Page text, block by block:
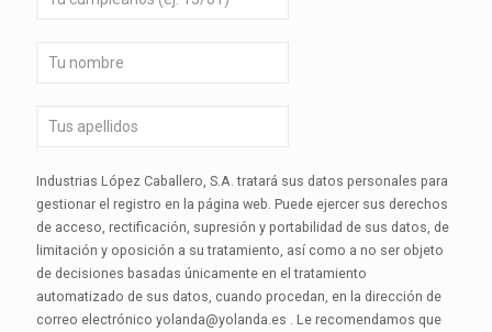
Industrias López Caballero, S.A. tratará sus datos personales para
gestionar el registro en la página web. Puede ejercer sus derechos
de acceso, rectificación, supresión y portabilidad de sus datos, de
limitación y oposición a su tratamiento, así como a no ser objeto
de decisiones basadas únicamente en el tratamiento
automatizado de sus datos, cuando procedan, en la dirección de
correo electrónico yolanda@yolanda.es . Le recomendamos que